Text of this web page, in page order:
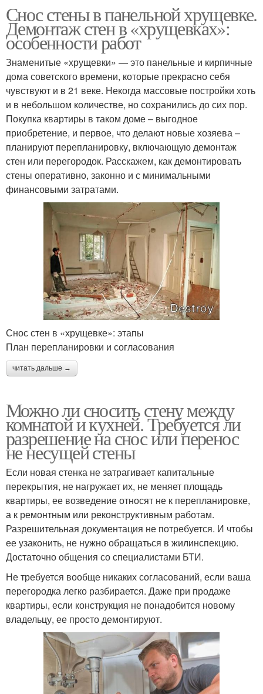
Снос стены в панельной хрущевке.
Демонтаж стен в «хрущевках»:
особенности работ
Знаменитые «хрущевки» — это панельные и кирпичные
дома советского времени, которые прекрасно себя
чувствуют и в 21 веке. Некогда массовые постройки хоть
и в небольшом количестве, но сохранились до сих пор.
Покупка квартиры в таком доме – выгодное
приобретение, и первое, что делают новые хозяева –
планируют перепланировку, включающую демонтаж
стен или перегородок. Расскажем, как демонтировать
стены оперативно, законно и с минимальными
финансовыми затратами.
Снос стен в «хрущевке»: этапы
План перепланировки и согласования
читать дальше →
Можно ли сносить стену между
комнатой и кухней. Требуется ли
разрешение на снос или перенос
не несущей стены
Если новая стенка не затрагивает капитальные
перекрытия, не нагружает их, не меняет площадь
квартиры, ее возведение относят не к перепланировке,
а к ремонтным или реконструктивным работам.
Разрешительная документация не потребуется. И чтобы
ее узаконить, не нужно обращаться в жилинспекцию.
Достаточно общения со специалистами БТИ.
Не требуется вообще никаких согласований, если ваша
перегородка легко разбирается. Даже при продаже
квартиры, если конструкция не понадобится новому
владельцу, ее просто демонтируют.